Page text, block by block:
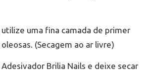
utilize uma fina camada de primer
(Secagem ao ar livre)
Brilia Nails e deixe secar